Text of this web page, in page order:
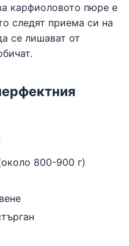
карфиоловото пюре е
следят приема си на
се лишават от
800-900 г)